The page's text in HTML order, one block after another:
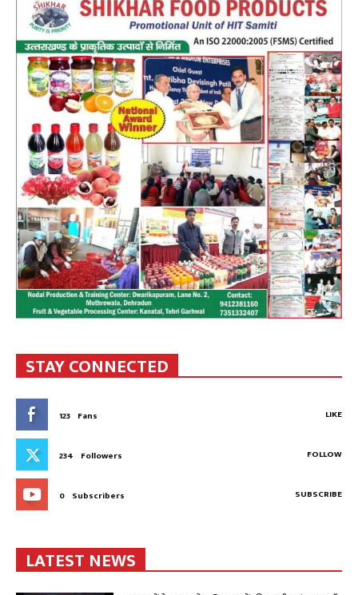
STAY CONNECTED
123 Fans LIKE
234 Followers FOLLOW
0 Subscribers SUBSCRIBE
LATEST NEWS